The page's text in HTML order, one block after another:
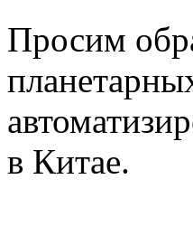
Просим
в Китае.